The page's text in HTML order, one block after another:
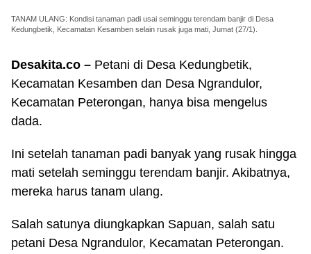
TANAM ULANG: Kondisi tanaman padi usai seminggu terendam banjir di Desa
Kedungbetik, Kecamatan Kesamben selain rusak juga mati, Jumat (27/1).
Desakita.co – Petani di Desa Kedungbetik,
Kecamatan Kesamben dan Desa Ngrandulor,
Kecamatan Peterongan, hanya bisa mengelus
dada.
Ini setelah tanaman padi banyak yang rusak hingga
mati setelah seminggu terendam banjir. Akibatnya,
mereka harus tanam ulang.
Salah satunya diungkapkan Sapuan, salah satu
petani Desa Ngrandulor, Kecamatan Peterongan.